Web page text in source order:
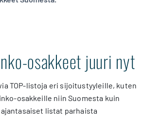
osakkeet juuri nyt
TOP-listoja eri sijoitustyyleille, kuten
osakkeille niin Suomesta kuin
listat parhaista